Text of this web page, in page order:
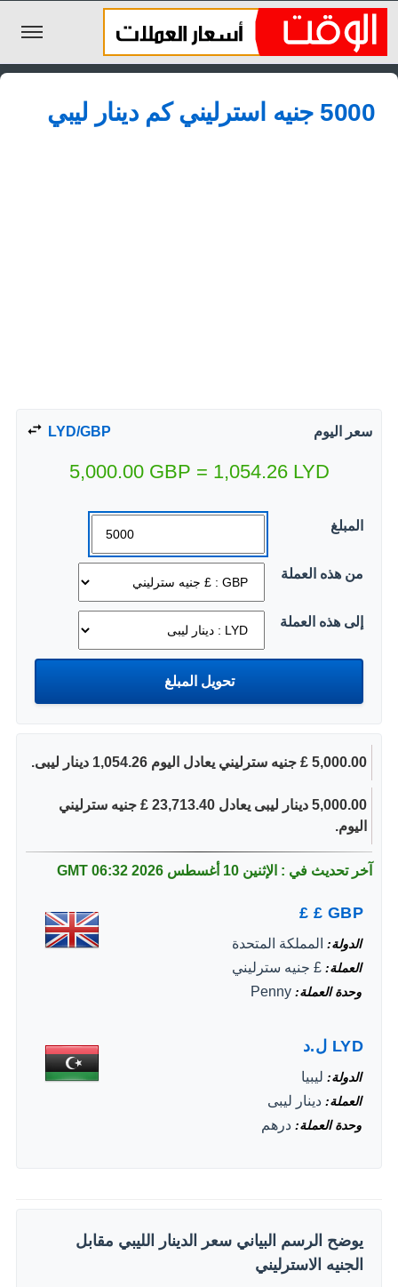
الليرة السورية
الجنيه المصري
5000 جنيه استرليني كم دينار ليبي
سعر اليوم LYD/GBP
5,000.00 GBP = 1,054.26 LYD
المبلغ
من هذه العملة
إلى هذه العملة
5,000.00 £ جنيه سترليني يعادل اليوم 1,054.26 دينار ليبى.
5,000.00 دينار ليبى يعادل 23,713.40 £ جنيه سترليني
اليوم.
آخر تحديث في : الإثنين 10 أغسطس 2026 06:32 GMT
GBP
£
£
الدولة المملكة المتحدة
العملة £ جنيه سترليني
وحدة العملة Penny
LYD ل.د
الدولة ليبيا
العملة دينار ليبى
وحدة العملة درهم
يوضح الرسم البياني سعر الدينار الليبي مقابل
الجنيه الاسترليني